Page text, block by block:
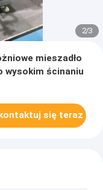
2/3
mieszadło
wysokim ścinaniu
się teraz